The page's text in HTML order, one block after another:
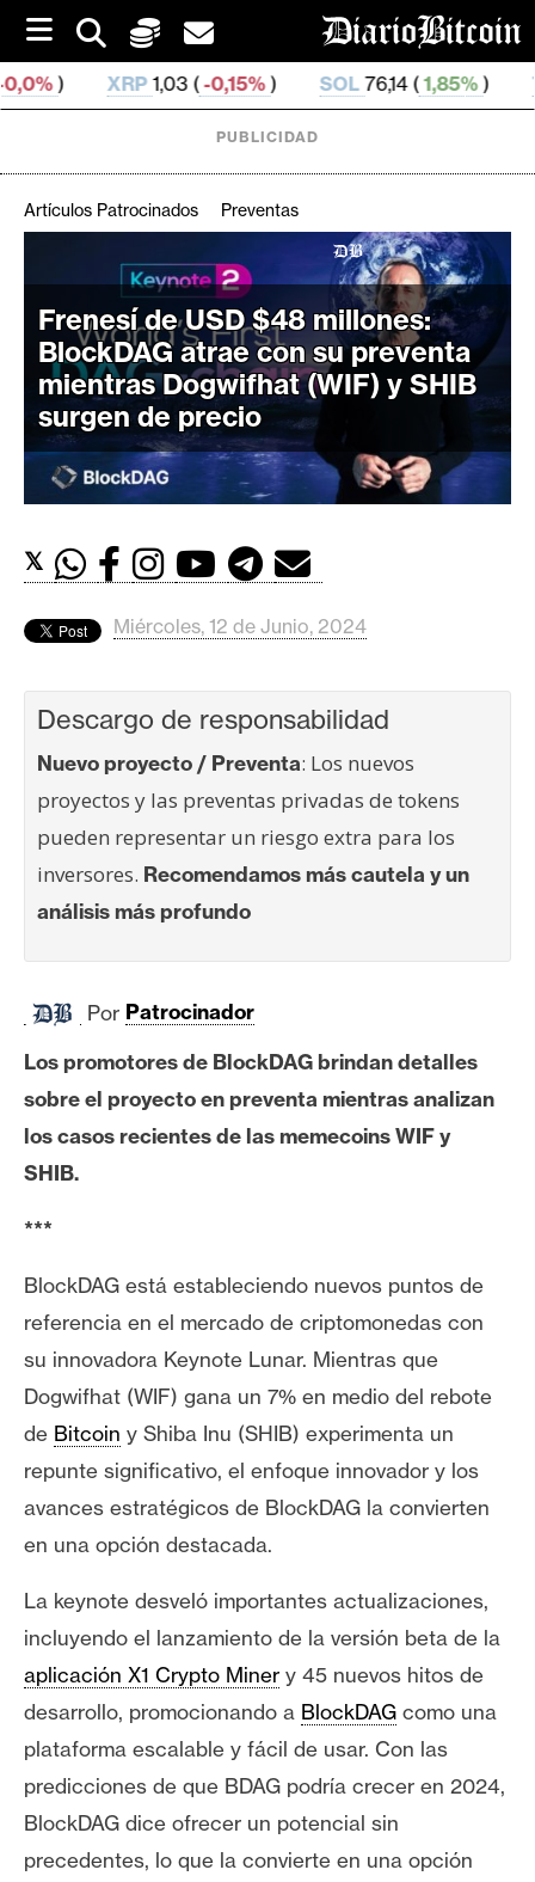
i
p
t
o
1,03 (-0,15%) SOL76,14 (1,85%) TRX0,329 5 (
i
p
t
o
M
e
r
a
o
i
t
c
i
n
E
h
e
e
I
A
A
n
á
l
s
s
N
t
a
s
d
PUBLICIDAD
Artículos Patrocinados Preventas
Frenesí de USD $48 millones:
BlockDAG atrae con su preventa
mientras Dogwifhat (WIF) y SHIB
surgen de precio
𝕏
Miércoles, 12 de Junio, 2024
Descargo de responsabilidad
Nuevo proyecto / Preventa: Los nuevos
proyectos y las preventas privadas de tokens
pueden representar un riesgo extra para los
inversores. Recomendamos más cautela y un
análisis más profundo
Por Patrocinador
Los promotores de BlockDAG brindan detalles
sobre el proyecto en preventa mientras analizan
los casos recientes de las memecoins WIF y
SHIB.
***
BlockDAG está estableciendo nuevos puntos de
referencia en el mercado de criptomonedas con
su innovadora Keynote Lunar. Mientras que
Dogwifhat (WIF) gana un 7% en medio del rebote
de Bitcoin y Shiba Inu (SHIB) experimenta un
repunte significativo, el enfoque innovador y los
avances estratégicos de BlockDAG la convierten
en una opción destacada.
La keynote desveló importantes actualizaciones,
incluyendo el lanzamiento de la versión beta de la
aplicación X1 Crypto Miner y 45 nuevos hitos de
desarrollo, promocionando a BlockDAG como una
plataforma escalable y fácil de usar. Con las
predicciones de que BDAG podría crecer en 2024,
BlockDAG dice ofrecer un potencial sin
precedentes, lo que la convierte en una opción